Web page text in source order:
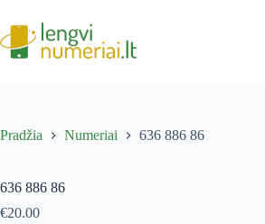
Pradžia Numeriai 636 886 86
636 886 86
€20.00